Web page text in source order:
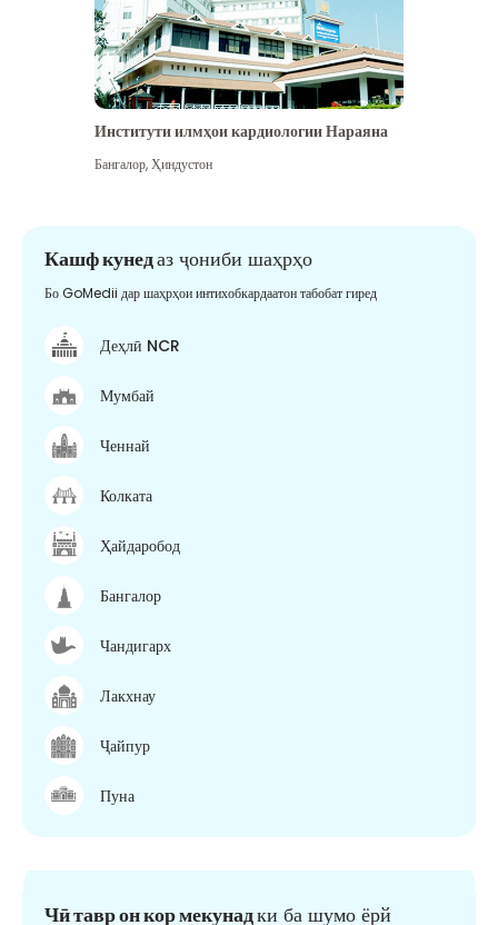
Институти илмҳои кардиологии Нараяна
Бангалор,Ҳиндустон
Кашф кунедаз ҷониби шаҳрҳо
Бо GoMedii дар шаҳрҳои интихобкардаатон табобат гиред
Деҳлӣ NCR
Мумбай
Ченнай
Колката
Ҳайдаробод
Бангалор
Чандигарх
Лакхнау
Ҷайпур
Пуна
Чӣ тавр он кор мекунадки ба шумо ёрй